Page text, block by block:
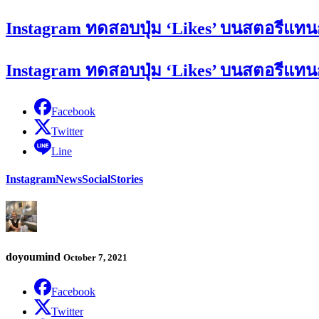
Instagram ทดสอบปุ่ม ‘Likes’ บนสตอรีแท
Instagram ทดสอบปุ่ม ‘Likes’ บนสตอรีแท
Facebook
Twitter
Line
InstagramNewsSocialStories
doyoumind October 7, 2021
Facebook
Twitter